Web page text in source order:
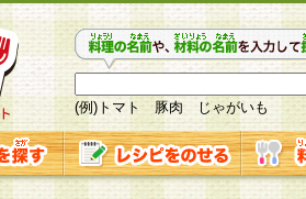
(例)トマト 豚肉 じゃがいも